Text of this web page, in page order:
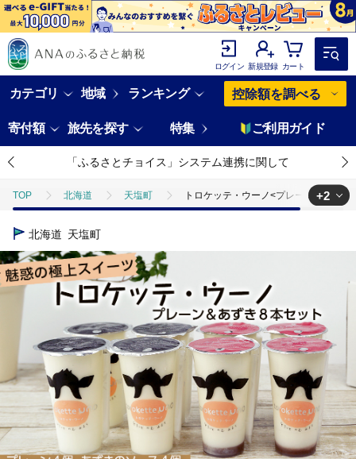
ログイン 新規登録 カート
カテゴリ 地域 ランキング 控除額を調べる
寄付額 旅先を探す 特集 ご利用ガイド
「ふるさとチョイス」システム連携に関して
TOP 北海道 天塩町 トロケッテ・ウーノ<プレーン&あずき
TOP
TOP 卵・乳製品 ほかの卵・乳製品
+2
北海道 天塩町